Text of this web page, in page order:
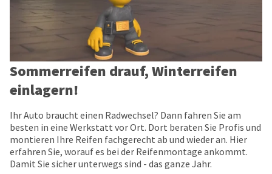
Sommerreifen drauf, Winterreifen
einlagern!
Ihr Auto braucht einen Radwechsel? Dann fahren Sie am
besten in eine Werkstatt vor Ort. Dort beraten Sie Profis und
montieren Ihre Reifen fachgerecht ab und wieder an. Hier
erfahren Sie, worauf es bei der Reifenmontage ankommt.
Damit Sie sicher unterwegs sind - das ganze Jahr.